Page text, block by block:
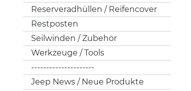
Reserveradhüllen / Reifencover
Restposten
Seilwinden / Zubehör
Werkzeuge / Tools
---------------------
Jeep News / Neue Produkte